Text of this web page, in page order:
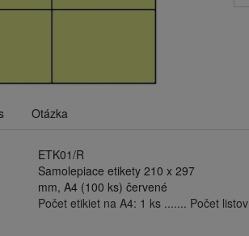
Otázka
ETK01/R
Samolepiace etikety 210 x 297
mm, A4 (100 ks) červené
Počet etikiet na A4: 1 ks ....... Počet